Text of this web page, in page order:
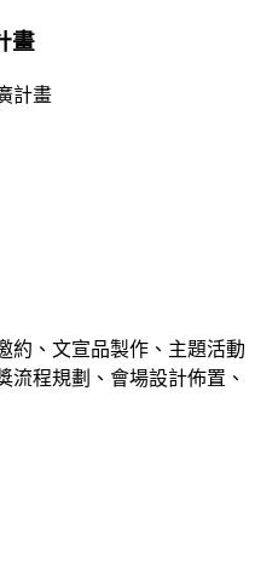
畫
約、文宣品製作、主題活動
流程規劃、會場設計佈置、